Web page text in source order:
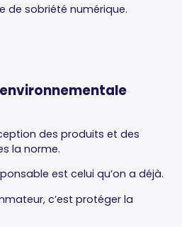
de sobriété numérique.
environnementale
des produits et des
la norme.
est celui qu’on a déjà.
c’est protéger la